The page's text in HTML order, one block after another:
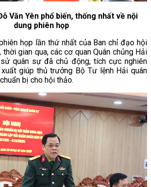
Văn Yên phổ biến, thống nhất về nội
dung phiên họp
họp lần thứ nhất của Ban chỉ đạo hội
gian qua, các cơ quan Quân chủng Hải
quân sự đã chủ động, tích cực nghiên
giúp thủ trưởng Bộ Tư lệnh Hải quân
bị cho hội thảo.